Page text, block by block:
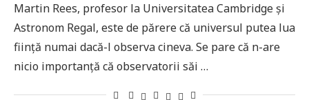
Martin Rees, profesor la Universitatea Cambridge și
Astronom Regal, este de părere că universul putea lua
ființă numai dacă-l observa cineva. Se pare că n-are
nicio importanță că observatorii săi …